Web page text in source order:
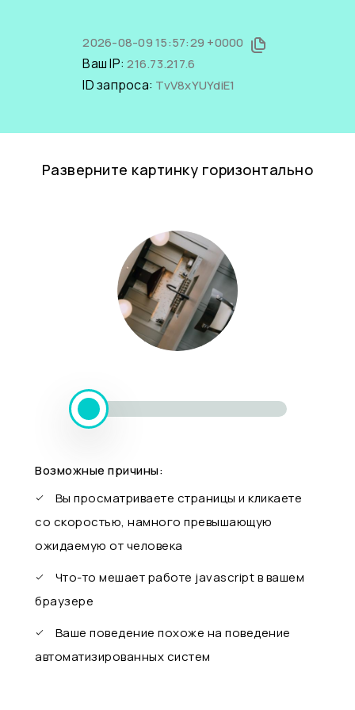
2026-08-09 15:57:29 +0000
Ваш IP:216.73.217.6
ID запроса: TvV8xYUYdiE1
Разверните картинку горизонтально
Возможные причины:
Вы просматриваете страницы и кликаете
со скоростью, намного превышающую
ожидаемую от человека
Что-то мешает работе javascript в вашем
браузере
Ваше поведение похоже на поведение
автоматизированных систем